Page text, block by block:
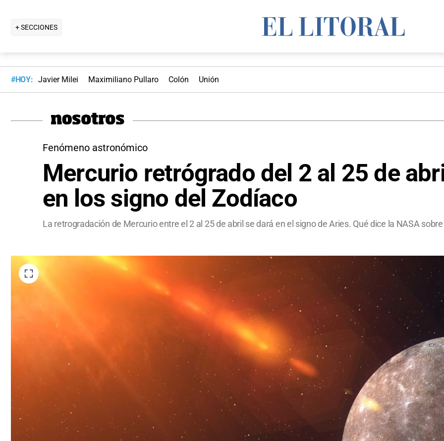
+ SECCIONES
#HOY: Javier Milei Maximiliano Pullaro Colón Unión
Fenómeno astronómico
Mercurio retrógrado del 2 al 25 de
en los signo del Zodíaco
La retrogradación de Mercurio entre el 2 al 25 de abril se dará en el signo de Aries. Qué dice la NASA